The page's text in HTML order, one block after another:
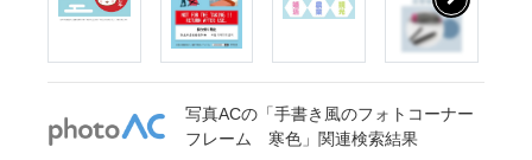
写真ACの「手書き風のフォトコーナー
フレーム 寒色」関連検索結果